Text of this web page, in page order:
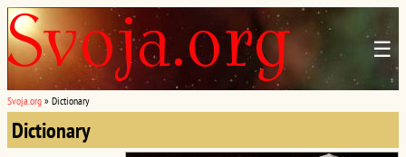
☰
Svoja.org » Dictionary
Dictionary